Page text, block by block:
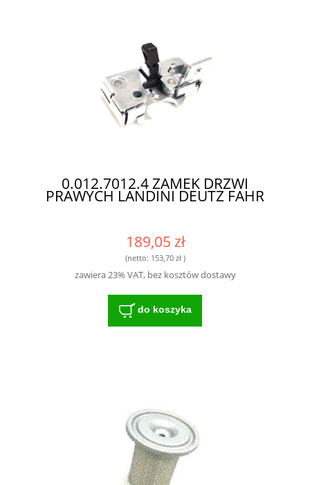
0.012.7012.4 ZAMEK DRZWI
PRAWYCH LANDINI DEUTZ FAHR
189,05 zł
(netto: 153,70 zł)
zawiera 23% VAT, bez kosztów dostawy
do koszyka